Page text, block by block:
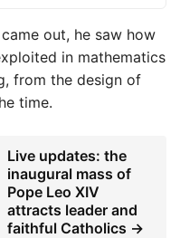
out, he saw how
in mathematics
from the design of
time.
Live updates: the
inaugural mass of
Pope Leo XIV
attracts leader and
faithful Catholics →